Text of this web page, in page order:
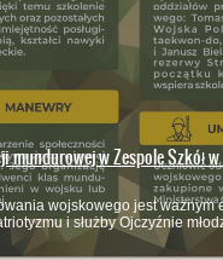
mundurowej w Zespole Szkół
wojskowego jest ważnym
i służby Ojczyźnie